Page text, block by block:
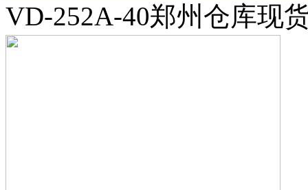
VD-252A-40郑州仓库现